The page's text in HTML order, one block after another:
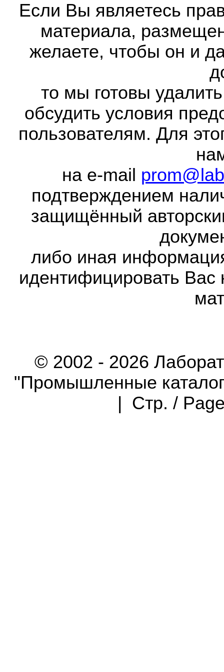
Если Вы являетесь
материала,
желаете, чтобы он и
то мы готовы
обсудить условия
пользователям. Для
на e-mail
подтверждением
защищённый
либо иная
идентифицировать Вас
© 2002 - 2026
"Промышленные
| Стр. /